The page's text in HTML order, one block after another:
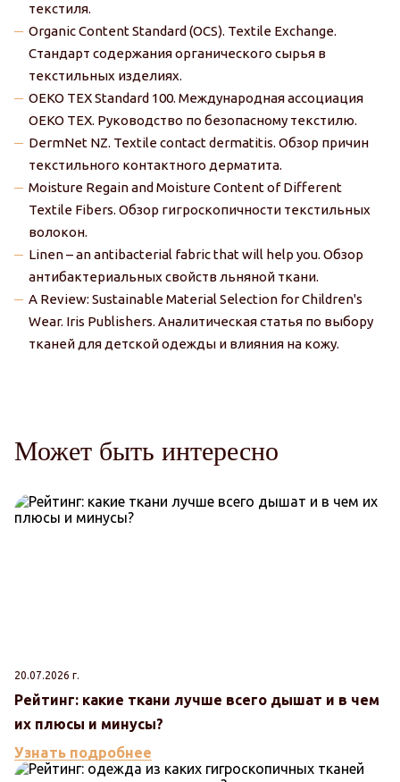
текстиля.
Organic Content Standard (OCS). Textile Exchange.
Стандарт содержания органического сырья в
текстильных изделиях.
OEKO TEX Standard 100. Международная ассоциация
OEKO TEX. Руководство по безопасному текстилю.
DermNet NZ. Textile contact dermatitis. Обзор причин
текстильного контактного дерматита.
Moisture Regain and Moisture Content of Different
Textile Fibers. Обзор гигроскопичности текстильных
волокон.
Linen – an antibacterial fabric that will help you. Обзор
антибактериальных свойств льняной ткани.
A Review: Sustainable Material Selection for Children's
Wear. Iris Publishers. Аналитическая статья по выбору
тканей для детской одежды и влияния на кожу.
Может быть интересно
20.07.2026 г.
Рейтинг: какие ткани лучше всего дышат и в чем
их плюсы и минусы?
Узнать подробнее